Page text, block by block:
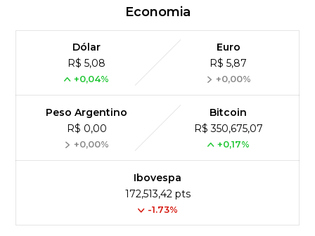
Economia
Dólar
R$ 5,08
+0,04%
Euro
R$ 5,87
+0,00%
Peso Argentino
R$ 0,00
+0,00%
Bitcoin
R$ 350,675,07
+0,17%
Ibovespa
172,513,42 pts
-1.73%